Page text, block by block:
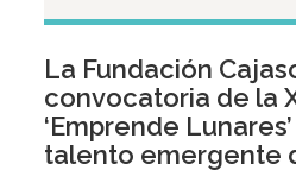
La Fundación
convocatoria de la
‘Emprende
talento emergente